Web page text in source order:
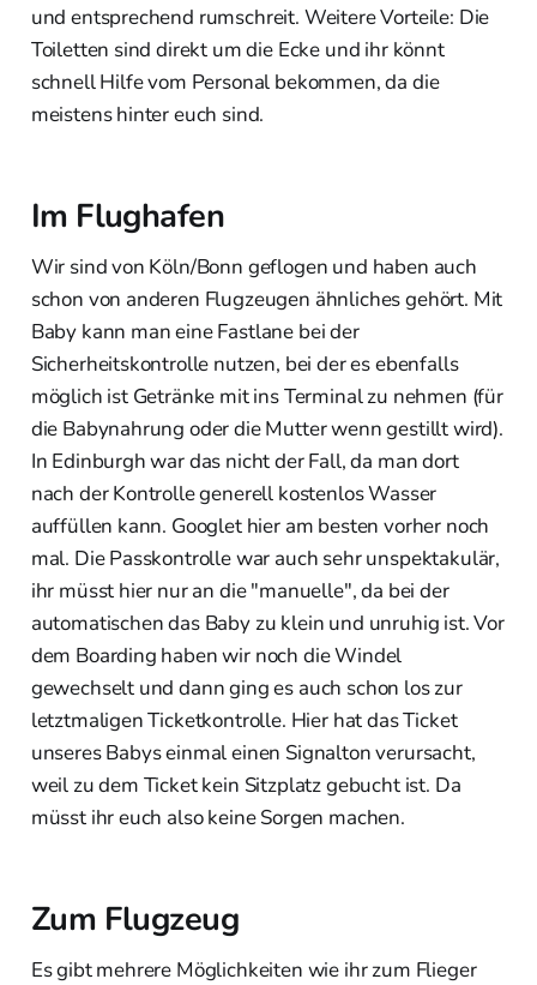
und entsprechend rumschreit. Weitere Vorteile: Die
Toiletten sind direkt um die Ecke und ihr könnt
schnell Hilfe vom Personal bekommen, da die
meistens hinter euch sind.
Im Flughafen
Wir sind von Köln/Bonn geflogen und haben auch
schon von anderen Flugzeugen ähnliches gehört. Mit
Baby kann man eine Fastlane bei der
Sicherheitskontrolle nutzen, bei der es ebenfalls
möglich ist Getränke mit ins Terminal zu nehmen (für
die Babynahrung oder die Mutter wenn gestillt wird).
In Edinburgh war das nicht der Fall, da man dort
nach der Kontrolle generell kostenlos Wasser
auffüllen kann. Googlet hier am besten vorher noch
mal. Die Passkontrolle war auch sehr unspektakulär,
ihr müsst hier nur an die "manuelle", da bei der
automatischen das Baby zu klein und unruhig ist. Vor
dem Boarding haben wir noch die Windel
gewechselt und dann ging es auch schon los zur
letztmaligen Ticketkontrolle. Hier hat das Ticket
unseres Babys einmal einen Signalton verursacht,
weil zu dem Ticket kein Sitzplatz gebucht ist. Da
müsst ihr euch also keine Sorgen machen.
Zum Flugzeug
Es gibt mehrere Möglichkeiten wie ihr zum Flieger